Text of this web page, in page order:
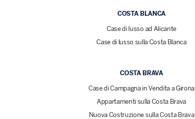
COSTA BLANCA
Case di lusso ad Alicante
Case di lusso sulla Costa Blanca
COSTA BRAVA
Case di Campagna in Vendita a Girona
Appartamenti sulla Costa Brava
Nuova Costruzione sulla Costa Brava